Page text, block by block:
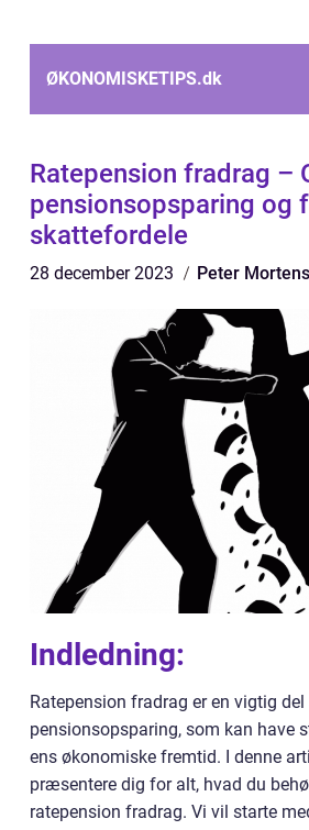
ØKONOMISKETIPS.dk
Ratepension fradrag –
pensionsopsparing og
skattefordele
28 december 2023 Peter
Indledning:
Ratepension fradrag er en vigtig
pensionsopsparing, som kan have
ens økonomiske fremtid. I denne
præsentere dig for alt, hvad du
ratepension fradrag. Vi vil starte